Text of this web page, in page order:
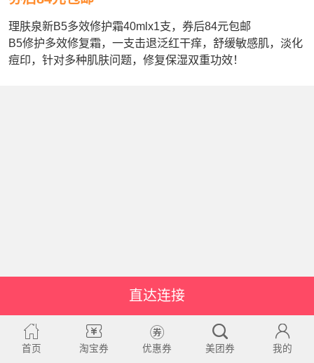
理肤泉新B5多效修护霜40mlx1支，券后84元包邮
B5修护多效修复霜，一支击退泛红干痒，舒缓敏感肌，淡化
痘印，针对多种肌肤问题，修复保湿双重功效！
直达连接
首页 淘宝券 优惠券 美团券 我的